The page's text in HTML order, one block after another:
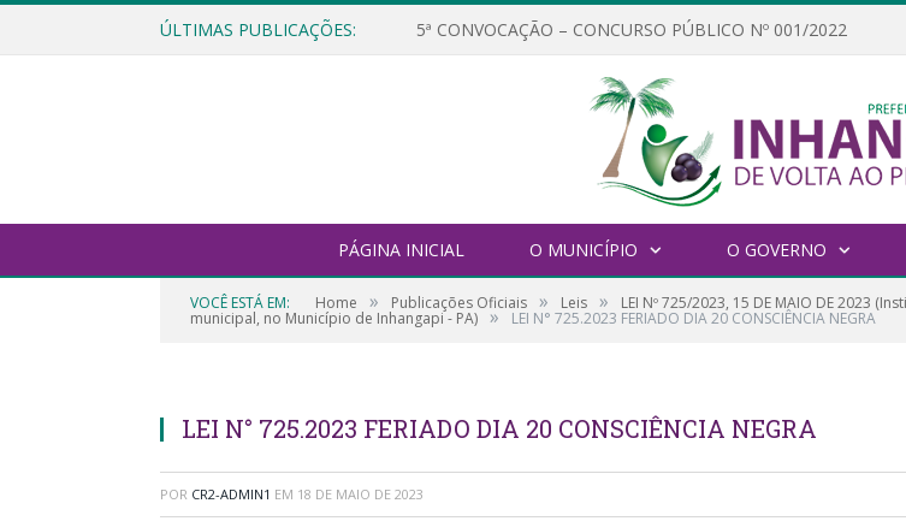
ÚLTIMAS PUBLICAÇÕES: 5ª CONVOCAÇÃO – CONCURSO PÚBLICO Nº 001/2022
PÁGINA INICIAL O MUNICÍPIO O GOVERNO
VOCÊ ESTÁ EM: Home » Publicações Oficiais » Leis » LEI Nº 725/2023, 15 DE MAIO DE 2023
municipal, no Município de Inhangapi - PA) » LEI N° 725.2023 FERIADO DIA 20 CONSCIÊNCIA NEGRA
LEI N° 725.2023 FERIADO DIA 20 CONSCIÊNCIA NEGRA
POR CR2-ADMIN1 EM 18 DE MAIO DE 2023